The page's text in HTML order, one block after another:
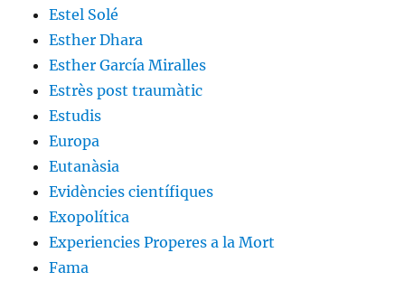
Estel Solé
Esther Dhara
Esther García Miralles
Estrès post traumàtic
Estudis
Europa
Eutanàsia
Evidències científiques
Exopolítica
Experiencies Properes a la Mort
Fama